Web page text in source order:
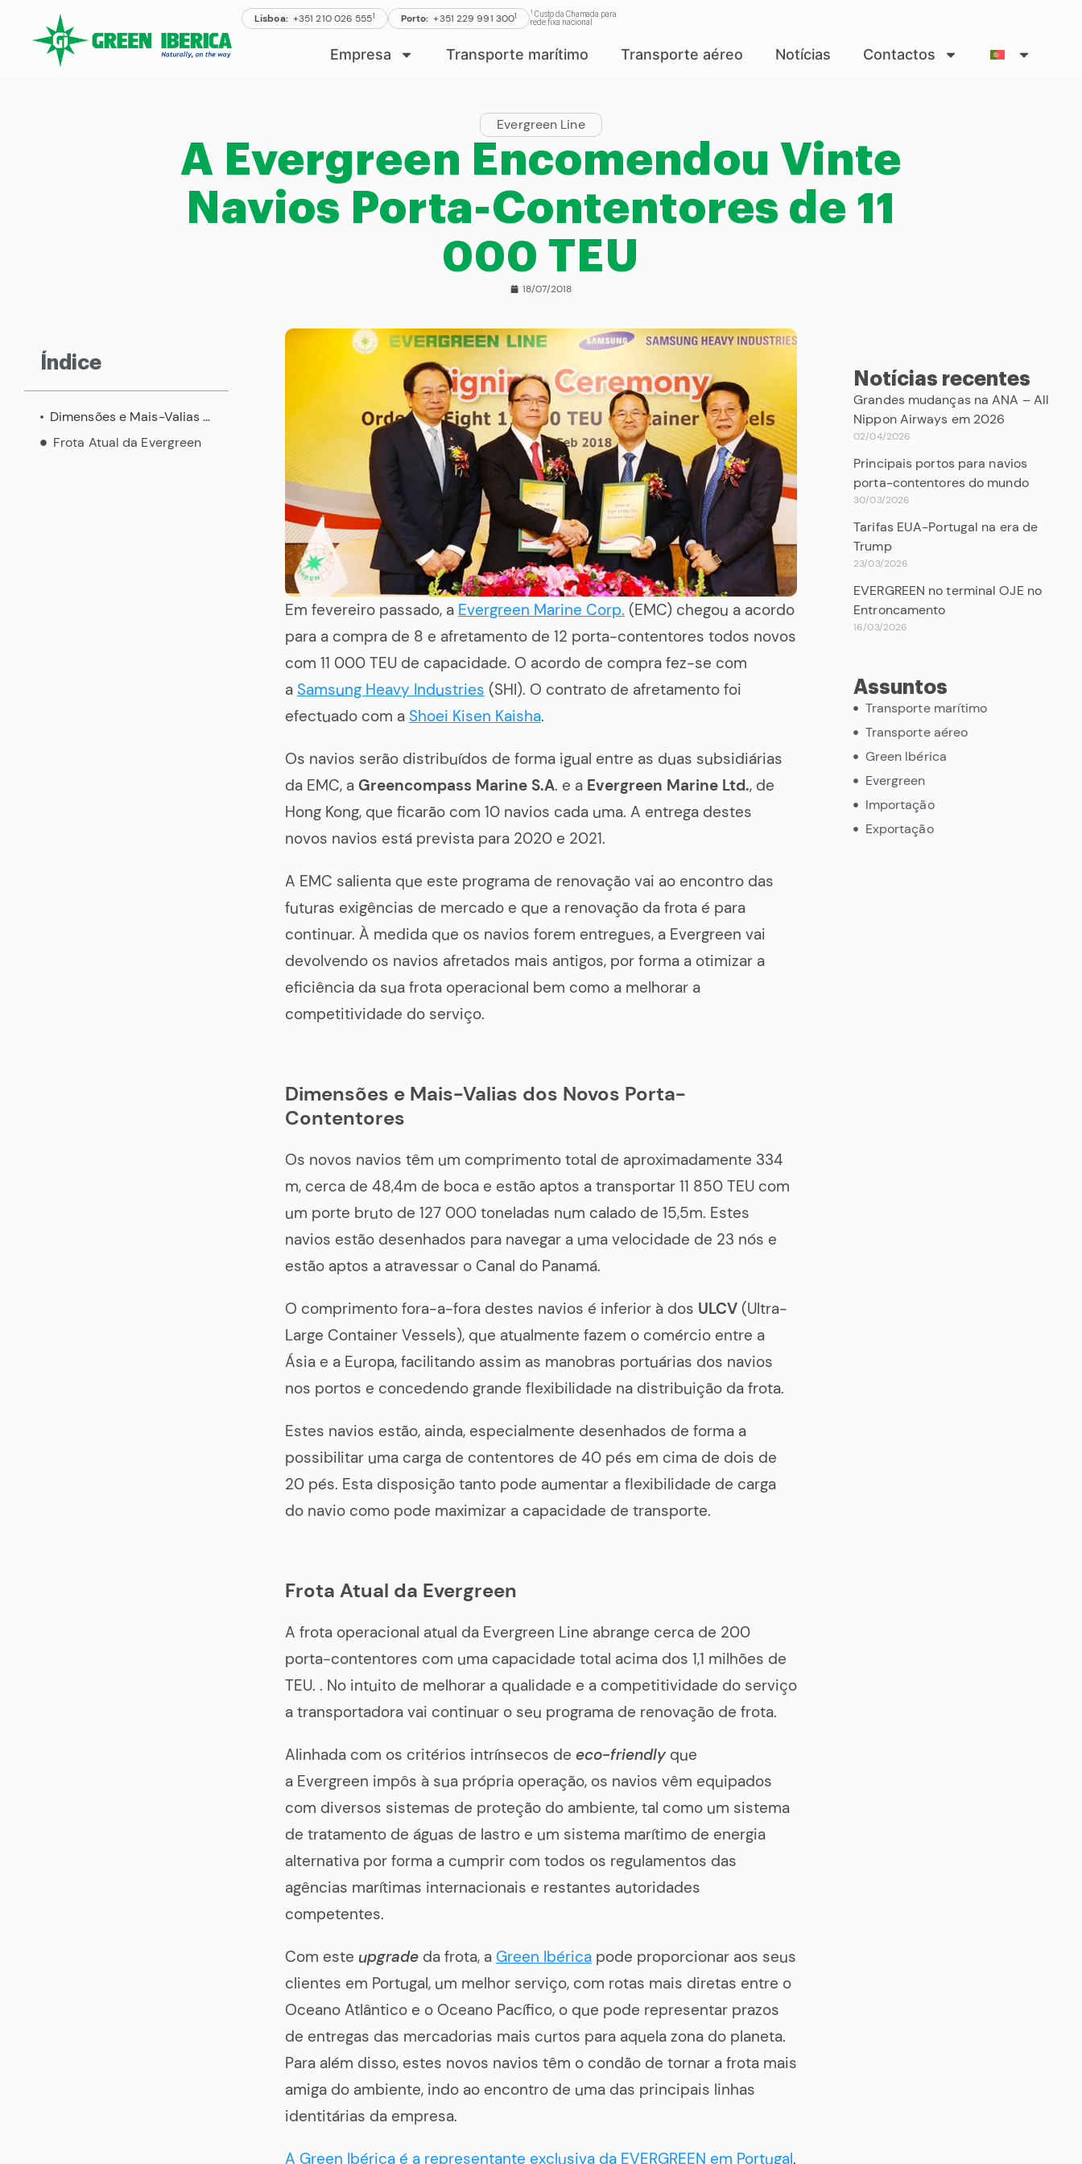
Lisboa:+351 210 026 5551 Porto: +351 229 991 3001 1 Custo da Chamada para
rede fixa nacional
Empresa Transporte marítimo Transporte aéreo Notícias Contactos
Evergreen Line
A Evergreen Encomendou Vinte
Navios Porta-Contentores de 11
000 TEU
18/07/2018
Índice
Dimensões e Mais-Valias dos Novos Porta-Contentores
Frota Atual da Evergreen
Em fevereiro passado, a Evergreen Marine Corp. (EMC) chegou a acordo
para a compra de 8 e afretamento de 12 porta-contentores todos novos
com 11 000 TEU de capacidade. O acordo de compra fez-se com
a Samsung Heavy Industries (SHI). O contrato de afretamento foi
efectuado com a Shoei Kisen Kaisha.
Os navios serão distribuídos de forma igual entre as duas subsidiárias
da EMC, a Greencompass Marine S.A. e a Evergreen Marine Ltd., de
Hong Kong, que ficarão com 10 navios cada uma. A entrega destes
novos navios está prevista para 2020 e 2021.
A EMC salienta que este programa de renovação vai ao encontro das
futuras exigências de mercado e que a renovação da frota é para
continuar. À medida que os navios forem entregues, a Evergreen vai
devolvendo os navios afretados mais antigos, por forma a otimizar a
eficiência da sua frota operacional bem como a melhorar a
competitividade do serviço.
Dimensões e Mais-Valias dos Novos Porta-
Contentores
Os novos navios têm um comprimento total de aproximadamente 334
m, cerca de 48,4m de boca e estão aptos a transportar 11 850 TEU com
um porte bruto de 127 000 toneladas num calado de 15,5m. Estes
navios estão desenhados para navegar a uma velocidade de 23 nós e
estão aptos a atravessar o Canal do Panamá.
O comprimento fora-a-fora destes navios é inferior à dos ULCV(Ultra-
Large Container Vessels), que atualmente fazem o comércio entre a
Ásia e a Europa, facilitando assim as manobras portuárias dos navios
nos portos e concedendo grande flexibilidade na distribuição da frota.
Estes navios estão, ainda, especialmente desenhados de forma a
possibilitar uma carga de contentores de 40 pés em cima de dois de
20 pés. Esta disposição tanto pode aumentar a flexibilidade de carga
do navio como pode maximizar a capacidade de transporte.
Frota Atual da Evergreen
A frota operacional atual da Evergreen Line abrange cerca de 200
porta-contentores com uma capacidade total acima dos 1,1 milhões de
TEU. . No intuito de melhorar a qualidade e a competitividade do serviço
a transportadora vai continuar o seu programa de renovação de frota.
Alinhada com os critérios intrínsecos de eco-friendlyque
a Evergreen impôs à sua própria operação, os navios vêm equipados
com diversos sistemas de proteção do ambiente, tal como um sistema
de tratamento de águas de lastro e um sistema marítimo de energia
alternativa por forma a cumprir com todos os regulamentos das
agências marítimas internacionais e restantes autoridades
competentes.
Com este upgradeda frota, a Green Ibéricapode proporcionar aos seus
clientes em Portugal, um melhor serviço, com rotas mais diretas entre o
Oceano Atlântico e o Oceano Pacífico, o que pode representar prazos
de entregas das mercadorias mais curtos para aquela zona do planeta.
Para além disso, estes novos navios têm o condão de tornar a frota mais
amiga do ambiente, indo ao encontro de uma das principais linhas
identitárias da empresa.
A Green Ibérica é a representante exclusiva da EVERGREEN em Portugal.
Notícias recentes
Grandes mudanças na ANA – All
Nippon Airways em 2026
02/04/2026
Principais portos para navios
porta-contentores do mundo
30/03/2026
Tarifas EUA-Portugal na era de
Trump
23/03/2026
EVERGREEN no terminal OJE no
Entroncamento
16/03/2026
Assuntos
Transporte marítimo
Transporte aéreo
Green Ibérica
Evergreen
Importação
Exportação